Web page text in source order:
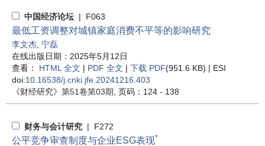
中国经济论坛 | F063
最低工资调整对城镇家庭消费不平等的影响研究
李文杰 宁磊
在线出版日期：2025年5月12日
查看： HTML 全文 | PDF 全文 | 下载 PDF(951.6 KB) | ESI
doi:10.16538/j.cnki.jfe.20241216.403
《财经研究》 第51卷第03期 , 页码：124 - 138
财务与会计研究 | F272
公平竞争审查制度与企业ESG表现*